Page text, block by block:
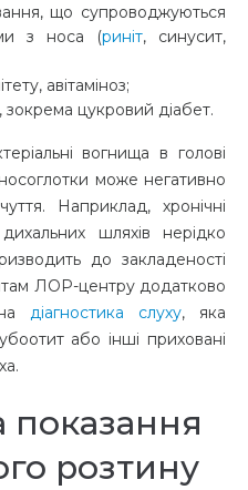
що супроводжуються
з носа (риніт, синусит,
авітаміноз;
цукровий діабет.
вогнища в голові
носоглотки може негативно
Наприклад, хронічні
шляхів нерідко
до закладеності
ЛОР-центру додатково
діагностика слуху, яка
або інші приховані
розтину